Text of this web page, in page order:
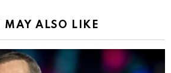
MAY ALSO LIKE